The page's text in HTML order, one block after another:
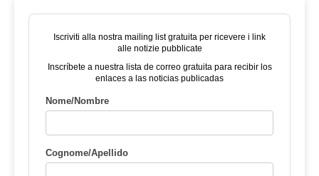
Iscriviti alla nostra mailing list gratuita per ricevere i link
alle notizie pubblicate
Inscríbete a nuestra lista de correo gratuita para recibir los
enlaces a las noticias publicadas
Nome/Nombre
Cognome/Apellido